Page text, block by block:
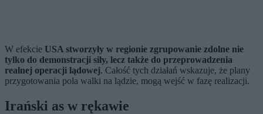
W efekcie USA stworzyły w regionie zgrupowanie zdolne nie
tylko do demonstracji siły, lecz także do przeprowadzenia
realnej operacji lądowej. Całość tych działań wskazuje, że plany
przygotowania pola walki na lądzie, mogą wejść w fazę realizacji.
Irański as w rękawie